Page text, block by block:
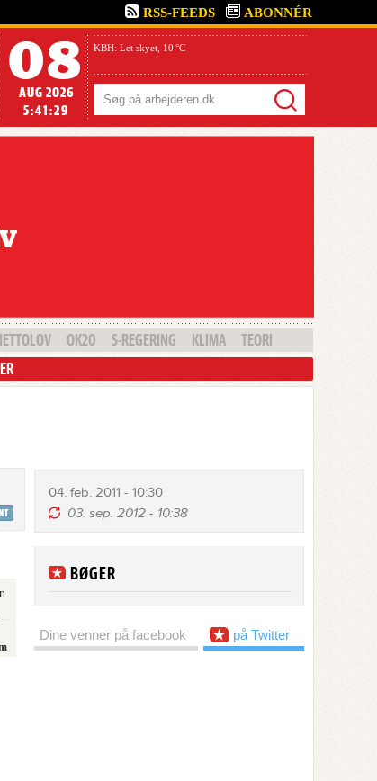
RSS-FEEDS ABONNÉR
08
AUG 2026
5:41:30
KBH: Let skyet, 10 °C
Søg
OK20 S-REGERING KLIMA
TEORI
04. feb. 2011 - 10:30
03. sep. 2012 - 10:38
BØGER
på Twitter
Dine venner på facebook